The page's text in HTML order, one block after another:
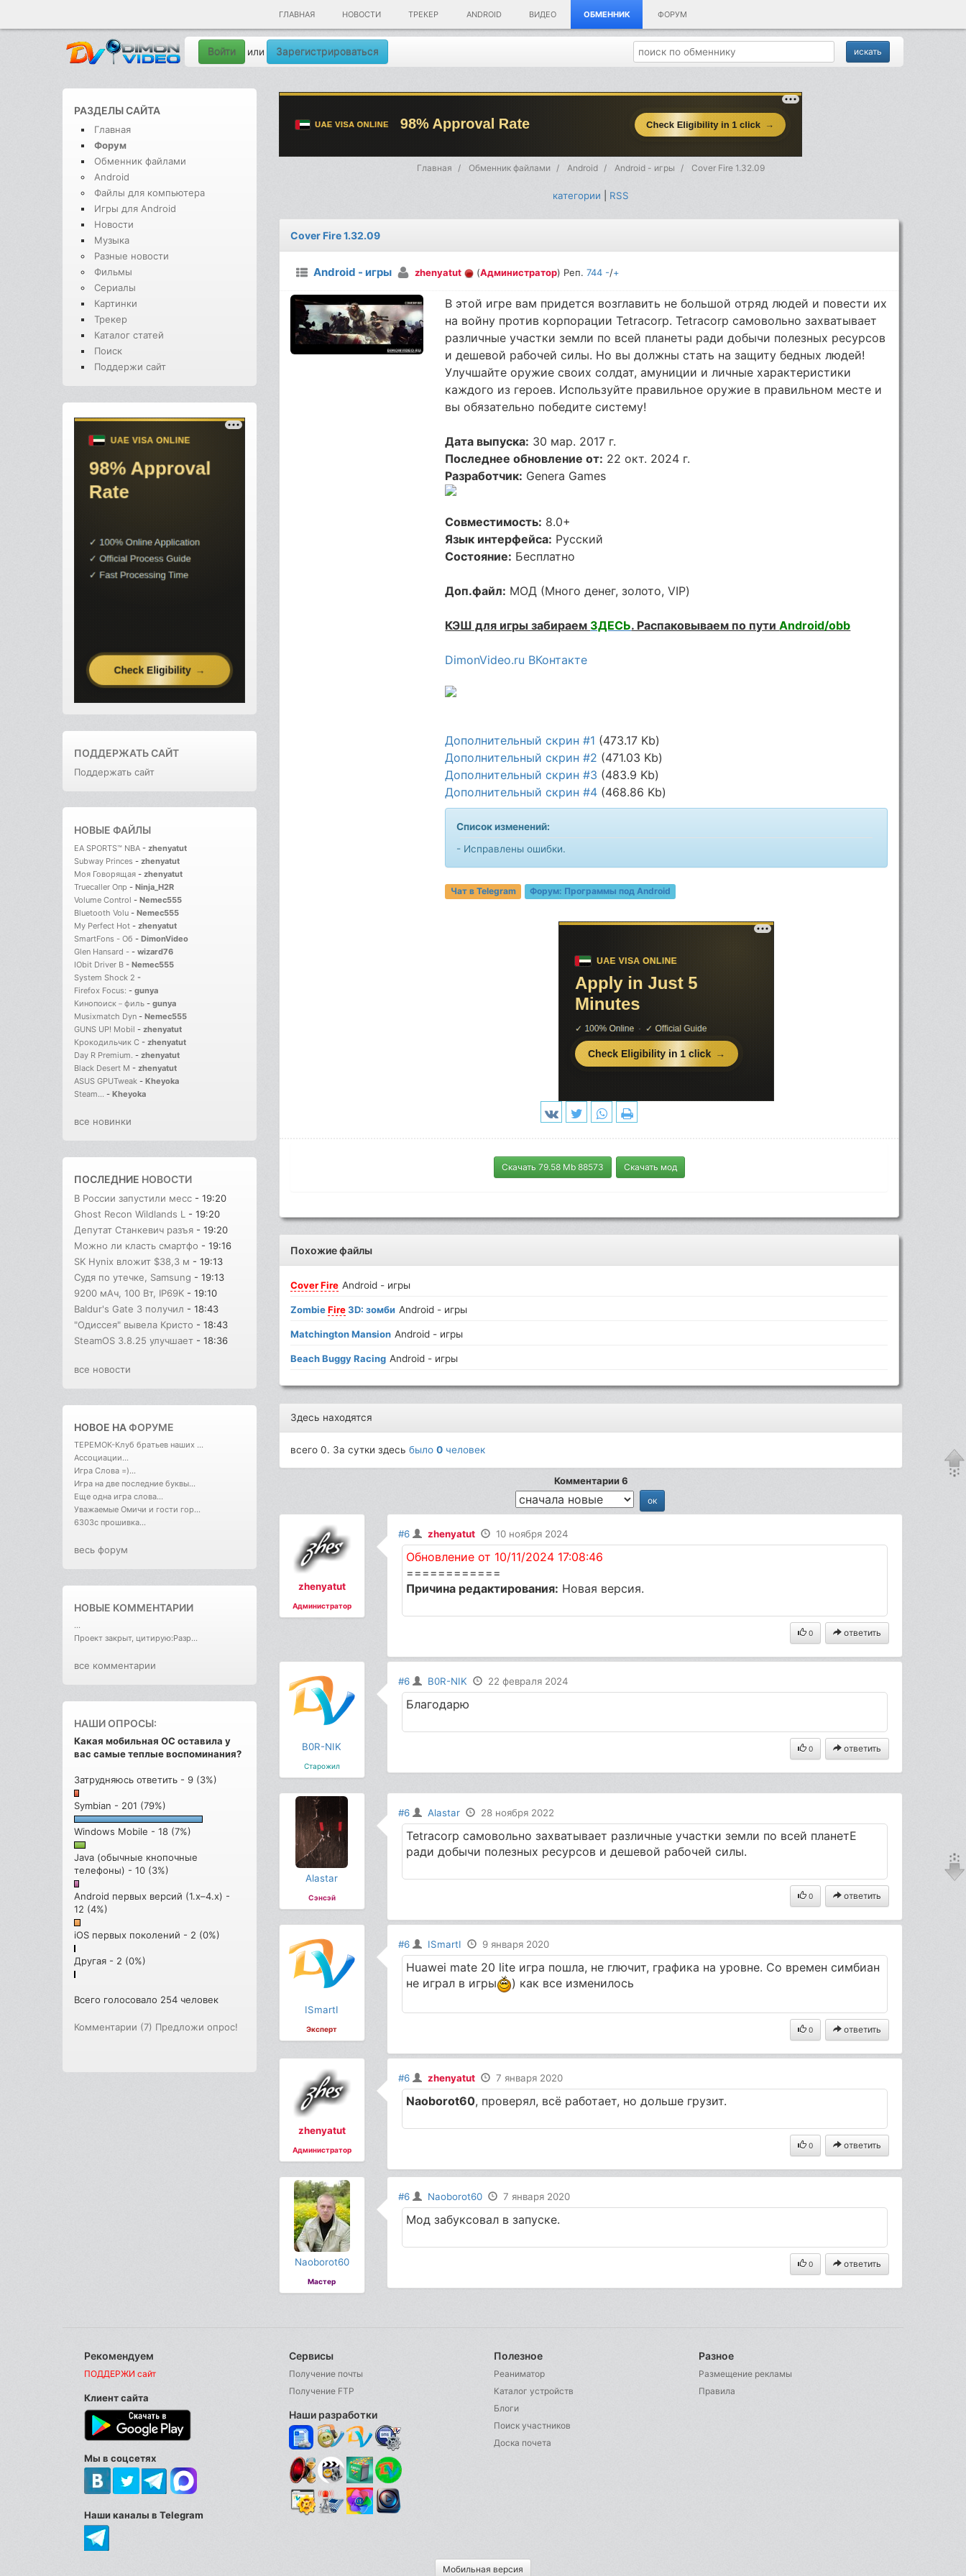
ГЛАВНАЯ НОВОСТИ ТРЕКЕР ANDROID ВИДЕО ОБМЕННИК ФОРУМ
Войти или Зарегистрироваться
РАЗДЕЛЫ САЙТА
Главная
Форум
Обменник файлами
Android
Файлы для компьютера
Игры для Android
Новости
Музыка
Разные новости
Фильмы
Сериалы
Картинки
Трекер
Каталог статей
Поиск
Поддержи сайт
ПОДДЕРЖАТЬ САЙТ
Поддержать сайт
НОВЫЕ ФАЙЛЫ
EA SPORTS™ NBA - zhenyatut
Subway Princes - zhenyatut
Моя Говорящая - zhenyatut
Truecaller Опр - Ninja_H2R
Volume Control - Nemec555
Bluetooth Volu - Nemec555
My Perfect Hot - zhenyatut
SmartFons - Об - DimonVideo
Glen Hansard - - wizard76
IObit Driver B - Nemec555
System Shock 2 -
Firefox Focus: - gunya
Кинопоиск－филь - gunya
Musixmatch Dyn - Nemec555
GUNS UP! Mobil - zhenyatut
Крокодильчик С - zhenyatut
Day R Premium. - zhenyatut
Black Desert M - zhenyatut
ASUS GPUTweak - Kheyoka
Steam... - Kheyoka
все новинки
ПОСЛЕДНИЕ НОВОСТИ
В России запустили месс - 19:20
Ghost Recon Wildlands L - 19:20
Депутат Станкевич разъя - 19:20
Можно ли класть смартфо - 19:16
SK Hynix вложит $38,3 м - 19:13
Судя по утечке, Samsung - 19:13
9200 мАч, 100 Вт, IP69K - 19:10
Baldur's Gate 3 получил - 18:43
"Одиссея" вывела Кристо - 18:43
SteamOS 3.8.25 улучшает - 18:36
все новости
НОВОЕ НАФОРУМЕ
ТЕРЕМОК-Клуб братьев наших ...
Ассоциации...
Игра Слова =)...
Игра на две последние буквы...
Еще одна игра слова...
Уважаемые Омичи и гости гор...
6303с прошивка...
весь форум
НОВЫЕ КОММЕНТАРИИ
...
Проект закрыт, цитирую:Разр...
все комментарии
НАШИ ОПРОСЫ:
Какая мобильная ОС оставила у
вас самые теплые воспоминания?
Затрудняюсь ответить - 9 (3%)
Symbian - 201 (79%)
Windows Mobile - 18 (7%)
Java (обычные кнопочные
телефоны) - 10 (3%)
Android первых версий (1.x–4.x) -
12 (4%)
iOS первых поколений - 2 (0%)
Другая - 2 (0%)
Всего голосовало 254 человек
Комментарии (7) Предложи опрос!
Главная Обменник файлами Android Android - игры Cover Fire 1.32.09
категории RSS
Cover Fire 1.32.09
Android - игры zhenyatut (Администратор) Реп.744 -/+
В этой игре вам придется возглавить не большой отряд людей и повести их
на войну против корпорации Tetracorp. Tetracorp самовольно захватывает
различные участки земли по всей планеты ради добычи полезных ресурсов
и дешевой рабочей силы. Но вы должны стать на защиту бедных людей!
Улучшайте оружие своих солдат, амуниции и личные характеристики
каждого из героев. Используйте правильное оружие в правильном месте и
вы обязательно победите систему!
Дата выпуска: 30 мар. 2017 г.
Последнее обновление от: 22 окт. 2024 г.
Разработчик: Genera Games
Совместимость: 8.0+
Язык интерфейса: Русский
Состояние: Бесплатно
Доп.файл: МОД (Много денег, золото, VIP)
КЭШ для игры забираем ЗДЕСЬ. Распаковываем по путиAndroid/obb
DimonVideo.ru ВКонтакте
Дополнительный скрин #1 (473.17 Kb)
Дополнительный скрин #2 (471.03 Kb)
Дополнительный скрин #3 (483.9 Kb)
Дополнительный скрин #4 (468.86 Kb)
Список изменений:
- Исправлены ошибки.
Чат в Telegram Форум: Программы под Android
Скачать 79.58 Mb 88573 Скачать мод
Похожие файлы
CoverFire Android - игры
ZombieFire3D: зомби Android - игры
Matchington Mansion Android - игры
Beach Buggy Racing Android - игры
Здесь находятся
всего 0. За сутки здесьбыло0 человек
Комментарии 6
zhenyatut
Администратор
#6 zhenyatut 10 ноября 2024
Обновление от 10/11/2024 17:08:46
============
Причина редактирования: Новая версия.
0 ответить
B0R-NIK
Старожил
#6 B0R-NIK 22 февраля 2024
Благодарю
0 ответить
Alastar
Сэнсэй
#6 Alastar 28 ноября 2022
Tetracorp самовольно захватывает различные участки земли по всей планетЕ
ради добычи полезных ресурсов и дешевой рабочей силы.
0 ответить
ISmartI
Эксперт
#6 ISmartI 9 января 2020
Huawei mate 20 lite игра пошла, не глючит, графика на уровне. Со времен симбиан
не играл в игры
) как все изменилось
0 ответить
zhenyatut
Администратор
#6 zhenyatut 7 января 2020
Naoborot60, проверял, всё работает, но дольше грузит.
0 ответить
Naoborot60
Мастер
#6 Naoborot60 7 января 2020
Мод забуксовал в запуске.
0 ответить
Рекомендуем
ПОДДЕРЖИ сайт
Клиент сайта
Мы в соцсетях
Наши каналы в Telegram
Сервисы
Получение почты
Получение FTP
Наши разработки
Полезное
Реаниматор
Каталог устройств
Блоги
Поиск участников
Доска почета
Разное
Размещение рекламы
Правила
Мобильная версия